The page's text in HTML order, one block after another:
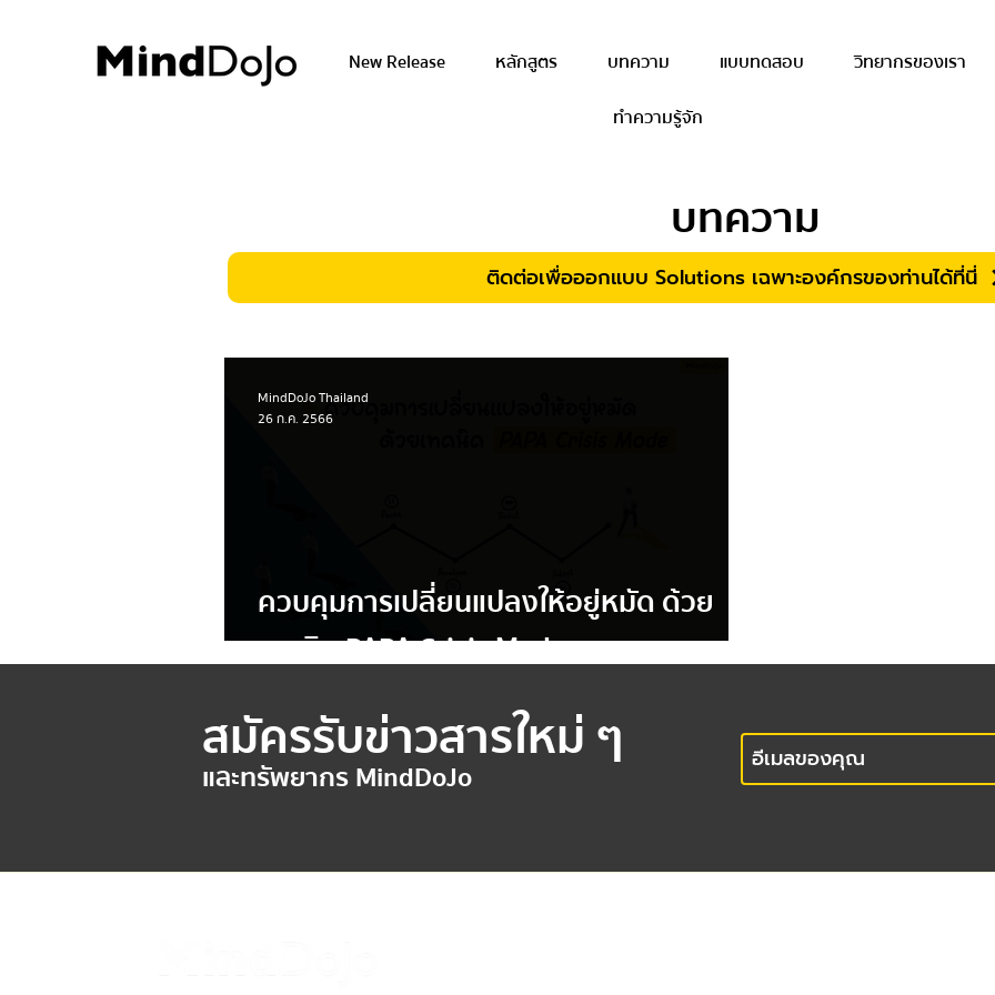
New Release หลักสูตร บทความ แบบทดสอบ
วิทยากรของเรา
ทำความรู้จัก
บทความ
ติดต่อเพื่อออกแบบ Solutions เฉพาะองค์กรของท่านได้ที่นี่
ควบคุมการเปลี่ยนแปลงให้อยู่หมัด ด้วย
เทคนิค PAPA Crisis Mode
MindDoJo Thailand
26 ก.ค. 2566
สมัครรับข่าวสารใหม่ ๆ
และทรัพยากร MindDoJo